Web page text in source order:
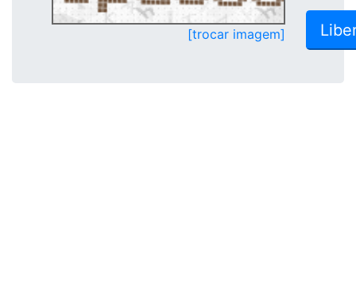
[trocar imagem]